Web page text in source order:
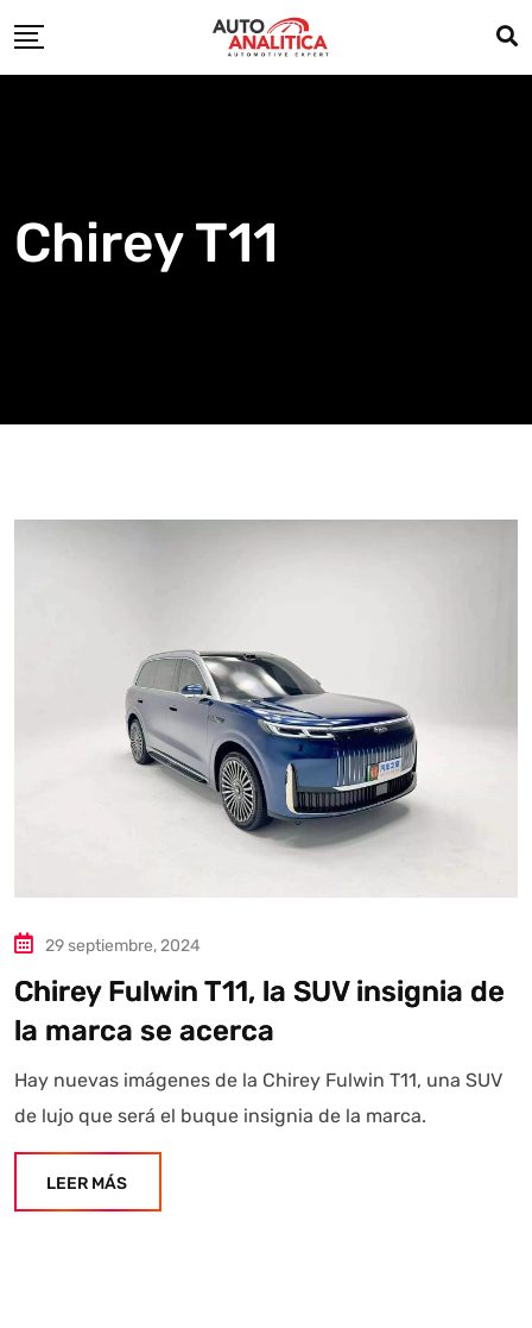
to
Chirey T11
29 septiembre, 2024
Chirey Fulwin T11, la SUV insignia de
la marca se acerca
Hay nuevas imágenes de la Chirey Fulwin T11, una SUV
de lujo que será el buque insignia de la marca.
LEER MÁS
Estoy aquí para encontrar lo que necesitas. ¿Qué estás
buscando? "Este asistente con IA (OpenAI) ofrece
información referencial que puede contener errores.
Asistente con IA en desarrollo. Autoanalítica optimiza
diariamente su exactitud."